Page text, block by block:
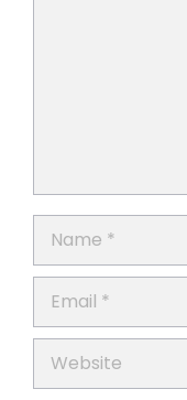
Name
Email
Website